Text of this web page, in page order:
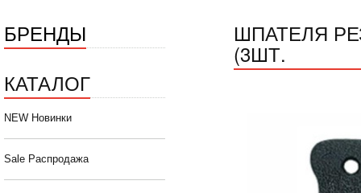
БРЕНДЫ
КАТАЛОГ
NEW Новинки
Sale Распродажа
ШПАТЕЛЯ
(3ШТ.